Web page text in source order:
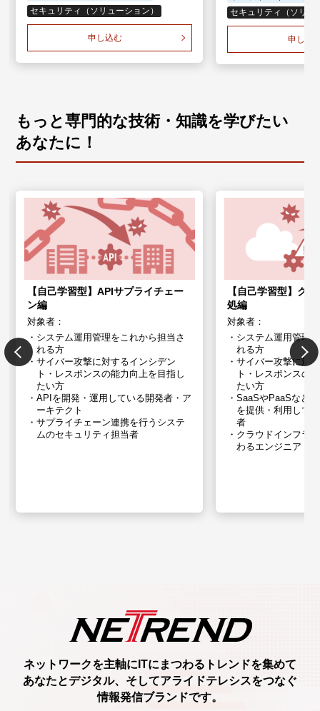
セキュリティ（ソリューション）
申し込む
セキュリティ（ソリュ
申し込
もっと専門的な技術・知識を学びたい
あなたに！
【自己学習型】APIサプライチェー
ン編
対象者：
システム運用管理をこれから担当さ
れる方
サイバー攻撃に対するインシデン
ト・レスポンスの能力向上を目指し
たい方
APIを開発・運用している開発者・ア
ーキテクト
サプライチェーン連携を行うシステ
ムの​セキュリティ担当者
【自己学習型】ク
処編
対象者：
システム運用管理
れる方
サイバー攻撃に対
ト・レスポンスの
たい方
SaaSやPaaSなど
を提供・利用して
者
クラウドインフラ
わるエンジニア
ネットワークを主軸に ITにまつわるトレンドを集めて
あなたとデジタル、 そしてアライドテレシスをつなぐ
情報発信ブランドです。